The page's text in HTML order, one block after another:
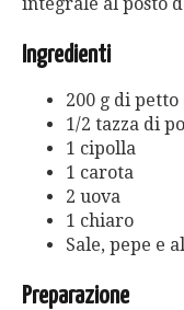
Ingredienti
200 g di
1/2 tazza di
1 cipolla
1 carota
2 uova
1 chiaro
Sale, pepe e
Preparazione